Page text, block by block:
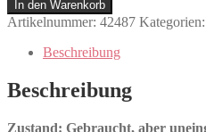
-
Someone
Deserves
Die
Menge
In den Warenkorb
Artikelnummer: 42487 Kategorien:
Beschreibung
Beschreibung
Zustand: Gebraucht, aber